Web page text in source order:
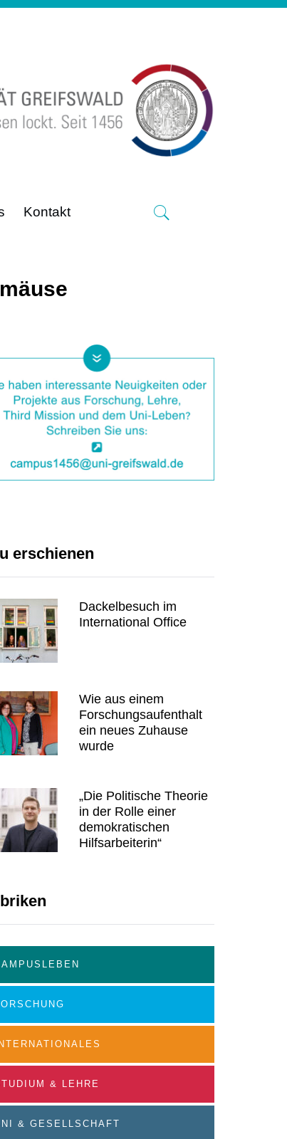
Kontakt
erschienen
Dackelbesuch im
International Office
Wie aus einem
Forschungsaufenthalt
ein neues Zuhause
wurde
„Die Politische Theorie
in der Rolle einer
demokratischen
Hilfsarbeiterin“
& LEHRE
& GESELLSCHAFT